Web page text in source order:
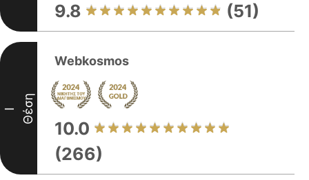
9.8 (51)
I Θέση
Webkosmos
10.0
(266)